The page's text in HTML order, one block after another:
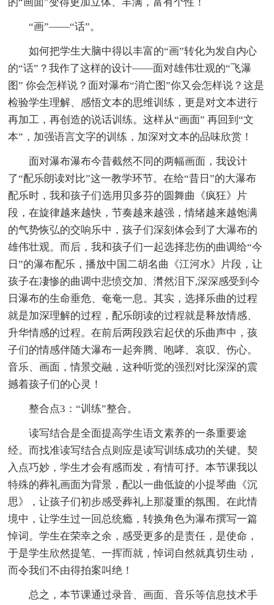
“画”——“话”。
如何把学生大脑中得以丰富的“画”转化为发自内心
的“话”？我作了这样的设计——面对雄伟壮观的“飞瀑
图” 你会怎样说？面对瀑布“消亡图”你又会怎样说？这是
检验学生理解、感悟文本的思维训练，更是对文本进行
再加工，再创造的说话训练。这样从“画面” 再回到“文
本”，加强语言文字的训练，加深对文本的品味欣赏！
面对瀑布瀑布今昔截然不同的两幅画面，我设计
了“配乐朗读对比”这一教学环节。在给“昔日”的大瀑布
配乐时，我和孩子们选用贝多芬的圆舞曲《疯狂》片
段，在旋律越来越快，节奏越来越强，情绪越来越饱满
的气势恢弘的交响乐中，孩子们深刻体会到了大瀑布的
雄伟壮观。而后，我和孩子们一起选择悲伤的曲调给“今
日”的瀑布配乐，播放中国二胡名曲《江河水》片段，让
孩子在凄惨的曲调中悲愤交加、潸然泪下,深深感受到今
日瀑布的生命垂危、奄奄一息。其实，选择乐曲的过程
就是加深理解的过程，配乐朗读的过程就是释放情感、
升华情感的过程。在前后两段跌宕起伏的乐曲声中，孩
子们的情感伴随大瀑布一起奔腾、咆哮、哀叹、伤心。
音乐、画面，情景交融，这种听觉的强烈对比深深的震
撼着孩子们的心灵！
整合点3：“训练”整合。
读写结合是全面提高学生语文素养的一条重要途
经。而找准读写结合点则应是读写训练成功的关键。契
入点巧妙，学生才会有感而发，有情可抒。本节课我以
特殊的葬礼画面为背景，配以一曲低旋的小提琴曲《沉
思》，让孩子们初步感受葬礼上那凝重的氛围。在此情
境中，让学生过一回总统瘾，转换角色为瀑布撰写一篇
悼词。学生在荣幸之余，感受更多的是责任，是使命，
于是学生欣然提笔、一挥而就，悼词自然就真切生动，
而令我们不由得拍案叫绝！
总之，本节课通过录音、画面、音乐等信息技术手